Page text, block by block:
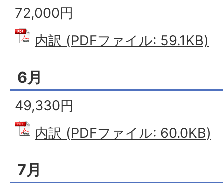
72,000円
内訳 (PDFファイル: 59.1KB)
6月
49,330円
内訳 (PDFファイル: 60.0KB)
7月